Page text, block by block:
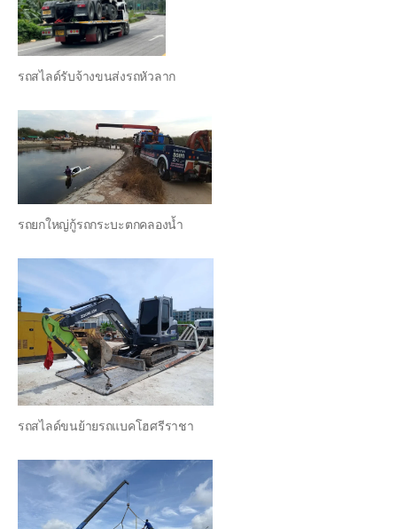
รถสไลด์รับจ้างขนส่งรถหัวลาก
รถยกใหญ่กู้รถกระบะตกคลองน้ำ
รถสไลด์ขนย้ายรถแบคโฮศรีราชา